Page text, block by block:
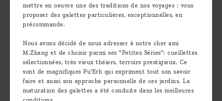
mettre en oeuvre une des traditions de nos voyages : vous
proposer des galettes particulières, exceptionnelles, en
précommande.
Nous avons décidé de nous adresser à notre cher ami
M.Zhang et de choisir parmi ses "Petites Séries": cueillettes
sélectionnées, très vieux théiers, terroirs prestigieux. Ce
sont de magnifiques Pu'Erh qui expriment tout son savoir
faire et aussi son approche personnelle de ces jardins. La
maturation des galettes a été conduite dans les meilleures